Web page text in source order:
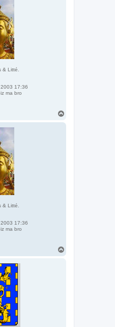
& Litté.
17:36
ma bro
& Litté.
17:36
ma bro